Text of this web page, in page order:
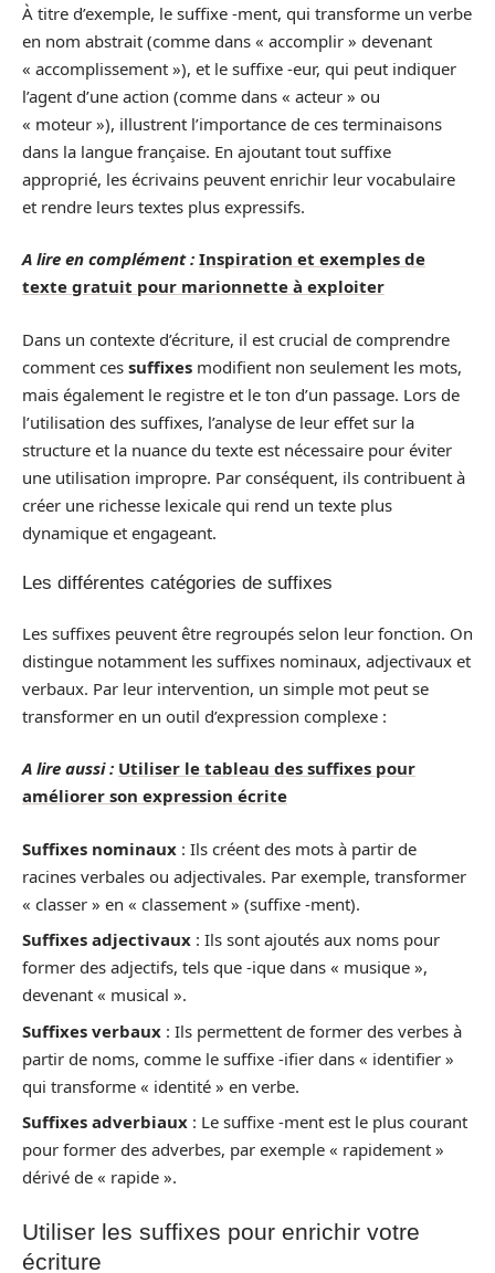
À titre d’exemple, le suffixe -ment, qui transforme un verbe
en nom abstrait (comme dans « accomplir » devenant
« accomplissement »), et le suffixe -eur, qui peut indiquer
l’agent d’une action (comme dans « acteur » ou
« moteur »), illustrent l’importance de ces terminaisons
dans la langue française. En ajoutant tout suffixe
approprié, les écrivains peuvent enrichir leur vocabulaire
et rendre leurs textes plus expressifs.
A lire en complément : Inspiration et exemples de
texte gratuit pour marionnette à exploiter
Dans un contexte d’écriture, il est crucial de comprendre
comment ces suffixes modifient non seulement les mots,
mais également le registre et le ton d’un passage. Lors de
l’utilisation des suffixes, l’analyse de leur effet sur la
structure et la nuance du texte est nécessaire pour éviter
une utilisation impropre. Par conséquent, ils contribuent à
créer une richesse lexicale qui rend un texte plus
dynamique et engageant.
Les différentes catégories de suffixes
Les suffixes peuvent être regroupés selon leur fonction. On
distingue notamment les suffixes nominaux, adjectivaux et
verbaux. Par leur intervention, un simple mot peut se
transformer en un outil d’expression complexe :
A lire aussi : Utiliser le tableau des suffixes pour
améliorer son expression écrite
Suffixes nominaux : Ils créent des mots à partir de
racines verbales ou adjectivales. Par exemple, transformer
« classer » en « classement » (suffixe -ment).
Suffixes adjectivaux : Ils sont ajoutés aux noms pour
former des adjectifs, tels que -ique dans « musique »,
devenant « musical ».
Suffixes verbaux : Ils permettent de former des verbes à
partir de noms, comme le suffixe -ifier dans « identifier »
qui transforme « identité » en verbe.
Suffixes adverbiaux : Le suffixe -ment est le plus courant
pour former des adverbes, par exemple « rapidement »
dérivé de « rapide ».
Utiliser les suffixes pour enrichir votre
écriture